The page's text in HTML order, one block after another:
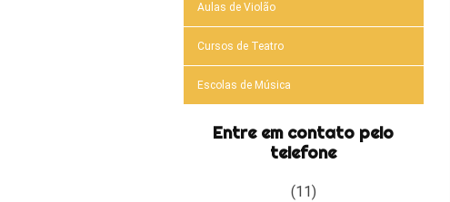
Aulas de Violão
Cursos de Teatro
Escolas de Música
Entre em contato pelo
telefone
(11)